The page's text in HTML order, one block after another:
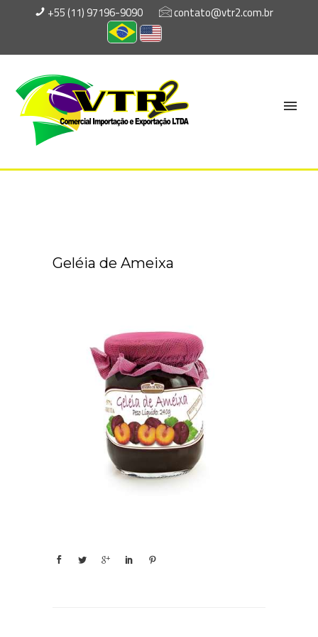
+55 (11) 97196-9090 contato@vtr2.com.br
Geléia de Ameixa